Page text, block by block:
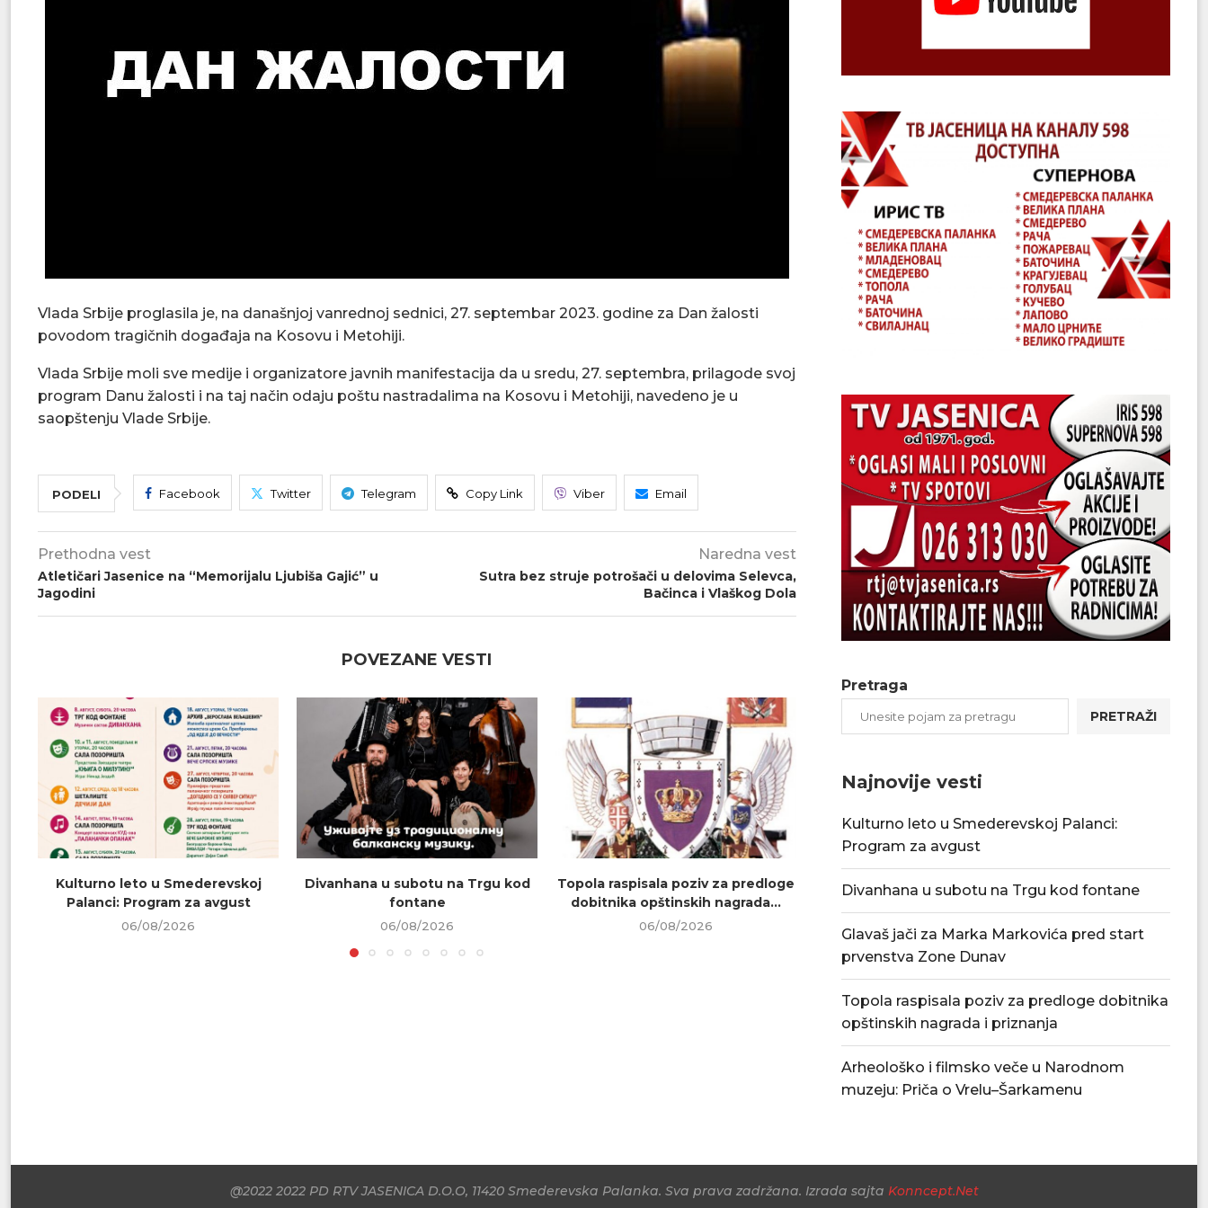
Vlada Srbije proglasila je, na današnjoj vanrednoj sednici, 27. septembar 2023. godine za Dan žalosti
povodom tragičnih događaja na Kosovu i Metohiji.
Vlada Srbije moli sve medije i organizatore javnih manifestacija da u sredu, 27. septembra, prilagode svoj
program Danu žalosti i na taj način odaju poštu nastradalima na Kosovu i Metohiji, navedeno je u
saopštenju Vlade Srbije.
PODELI Facebook Twitter Telegram Copy Link Viber Email
Prethodna vest
Atletičari Jasenice na “Memorijalu Ljubiša Gajić” u
Jagodini
Naredna vest
Sutra bez struje potrošači u delovima Selevca,
Bačinca i Vlaškog Dola
POVEZANE VESTI
Kulturno leto u Smederevskoj
Palanci: Program za avgust
06/08/2026
Divanhana u subotu na Trgu kod
fontane
06/08/2026
Topola raspisala poziv za predloge
dobitnika opštinskih nagrada...
06/08/2026
Arheološko i filmsko veče u
06/08/2026
U Srbiji se
Pretraga
PRETRAŽI
Najnovije vesti
Kulturno leto u Smederevskoj Palanci:
Program za avgust
Divanhana u subotu na Trgu kod fontane
Glavaš jači za Marka Markovića pred start
prvenstva Zone Dunav
Topola raspisala poziv za predloge dobitnika
opštinskih nagrada i priznanja
Arheološko i filmsko veče u Narodnom
muzeju: Priča o Vrelu–Šarkamenu
@2022 2022 PD RTV JASENICA D.O.O, 11420 Smederevska Palanka. Sva prava zadržana. Izrada sajta Konncept.Net